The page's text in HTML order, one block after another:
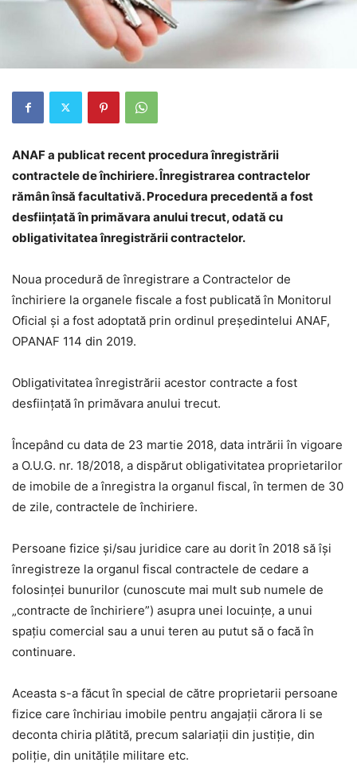
ANAF a publicat recent procedura înregistrării
contractele de închiriere. Înregistrarea contractelor
rămân însă facultativă. Procedura precedentă a fost
desființată în primăvara anului trecut, odată cu
obligativitatea înregistrării contractelor.
Noua procedură de înregistrare a Contractelor de
închiriere la organele fiscale a fost publicată în Monitorul
Oficial și a fost adoptată prin ordinul președintelui ANAF,
OPANAF 114 din 2019.
Obligativitatea înregistrării acestor contracte a fost
desființată în primăvara anului trecut.
Începând cu data de 23 martie 2018, data intrării în vigoare
a O.U.G. nr. 18/2018, a dispărut obligativitatea proprietarilor
de imobile de a înregistra la organul fiscal, în termen de 30
de zile, contractele de închiriere.
Persoane fizice şi/sau juridice care au dorit în 2018 să își
înregistreze la organul fiscal contractele de cedare a
folosinței bunurilor (cunoscute mai mult sub numele de
„contracte de închiriere”) asupra unei locuințe, a unui
spațiu comercial sau a unui teren au putut să o facă în
continuare.
Aceasta s-a făcut în special de către proprietarii persoane
fizice care închiriau imobile pentru angajații cărora li se
deconta chiria plătită, precum salariaţii din justiţie, din
poliție, din unitățile militare etc.